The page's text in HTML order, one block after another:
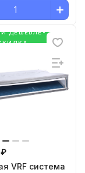
ДЕШЕВЛЕ-
VRF система